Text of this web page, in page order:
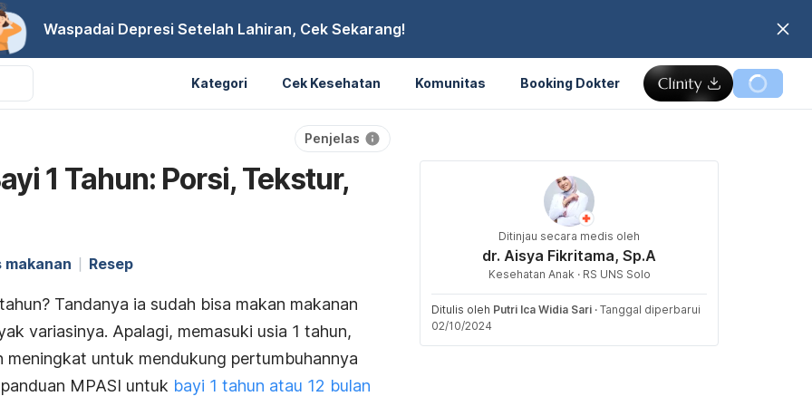
Waspadai Depresi Setelah Lahiran, Cek Sekarang!
Kategori Cek Kesehatan Komunitas Booking Dokter
Penjelas
1 Tahun: Porsi, Tekstur,
makanan Resep
Tandanya ia sudah bisa makan makanan
variasinya. Apalagi, memasuki usia 1 tahun,
meningkat untuk mendukung pertumbuhannya
MPASI untuk bayi 1 tahun atau 12 bulan
Ditinjau secara medis oleh
dr. Aisya Fikritama, Sp.A
Kesehatan Anak · RS UNS Solo
Ditulis oleh Putri Ica Widia Sari · Tanggal diperbarui
02/10/2024